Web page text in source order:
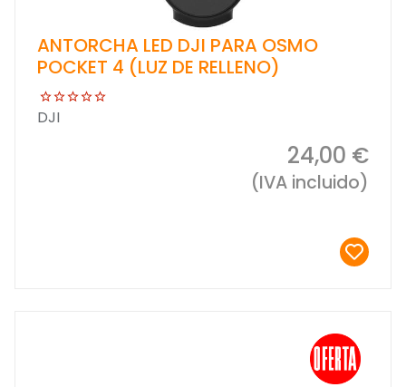
ANTORCHA LED DJI PARA OSMO
POCKET 4 (LUZ DE RELLENO)
DJI
24,00 €
(IVA incluido)